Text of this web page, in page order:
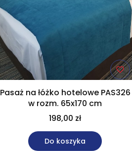
Pasaż na łóżko hotelowe PAS326
w rozm. 65x170 cm
198,00 zł
Do koszyka